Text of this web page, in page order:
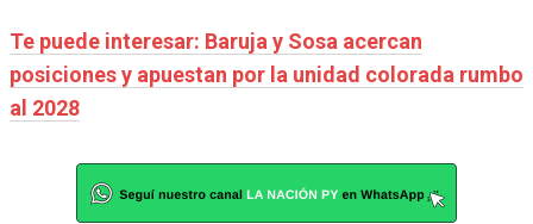
Te puede interesar: Baruja y Sosa acercan
posiciones y apuestan por la unidad colorada rumbo
al 2028